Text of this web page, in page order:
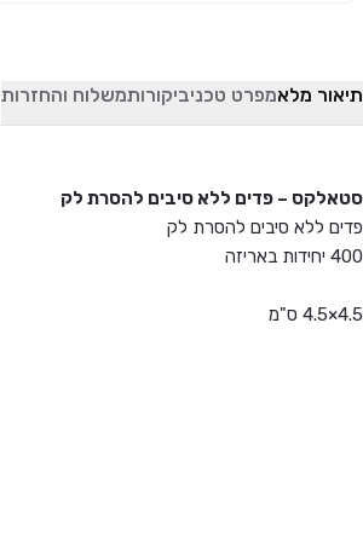
תיאור מלאמפרט טכניביקורותמשלוח והחזרות
סטאלקס – פדים ללא סיבים להסרת לק
פדים ללא סיבים להסרת לק
400 יחידות באריזה
4.5×4.5 ס"מ